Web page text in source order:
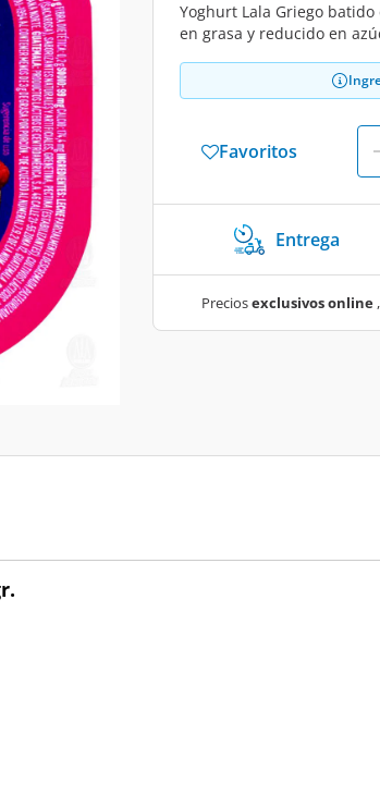
Yoghurt Lala Griego
en grasa y reducido en
Favoritos
Entrega
Preciosexclusivos online,